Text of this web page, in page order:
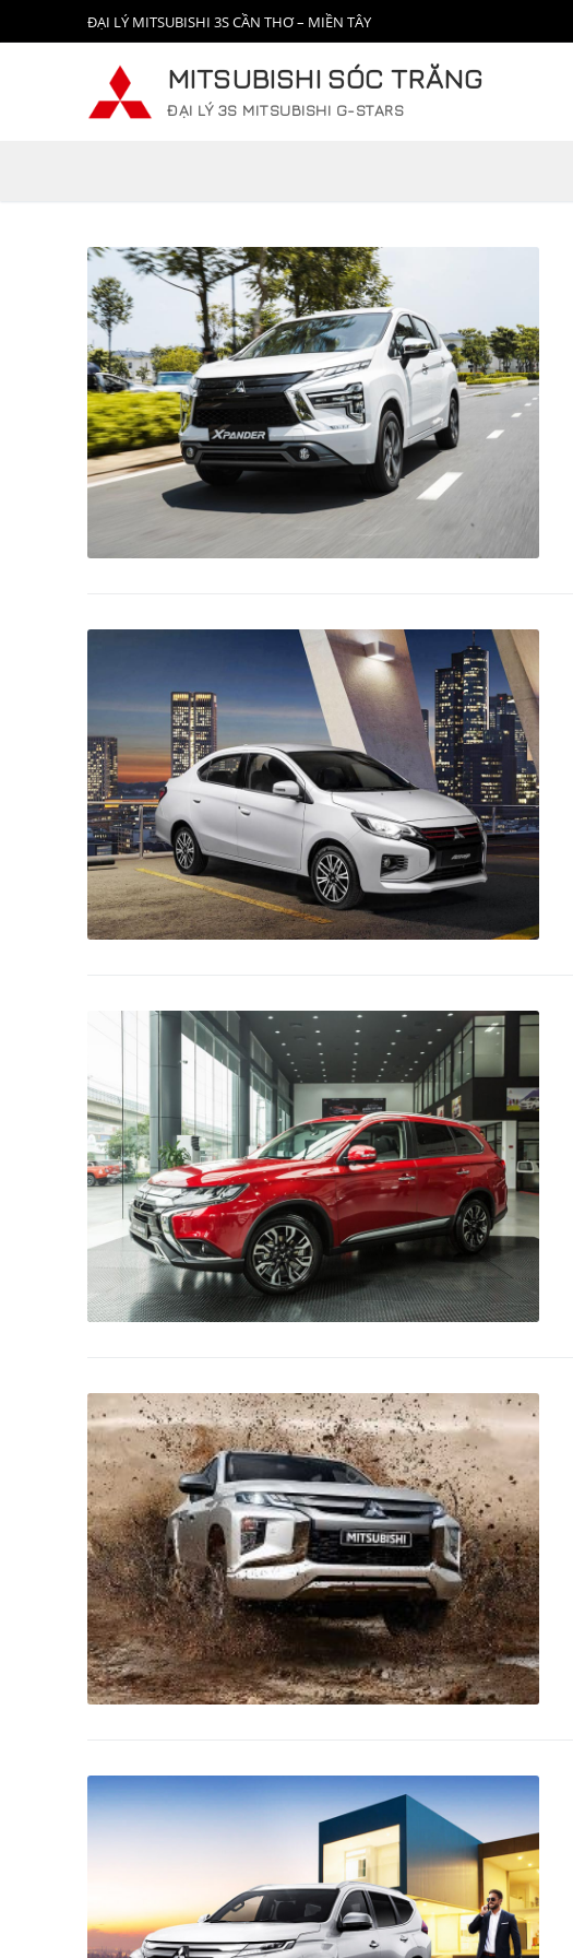
đến
ĐẠI LÝ MITSUBISHI 3S CẦN THƠ – MIỀN TÂY
MITSUBISHI SÓC TRĂNG
ĐẠI LÝ 3S MITSUBISHI G-STARS